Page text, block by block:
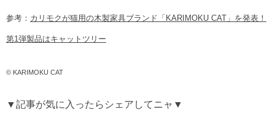
参考： カリモクが猫用の木製家具ブランド「KARIMOKU CAT」を発表！
第1弾製品はキャットツリー
© KARIMOKU CAT
▼記事が気に入ったらシェアしてニャ▼